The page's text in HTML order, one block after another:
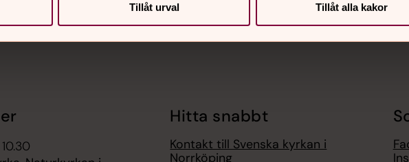
Tillåt urval Tillåt alla kakor
Hitta snabbt
Kontakt till Svenska kyrkan i
Norrköping